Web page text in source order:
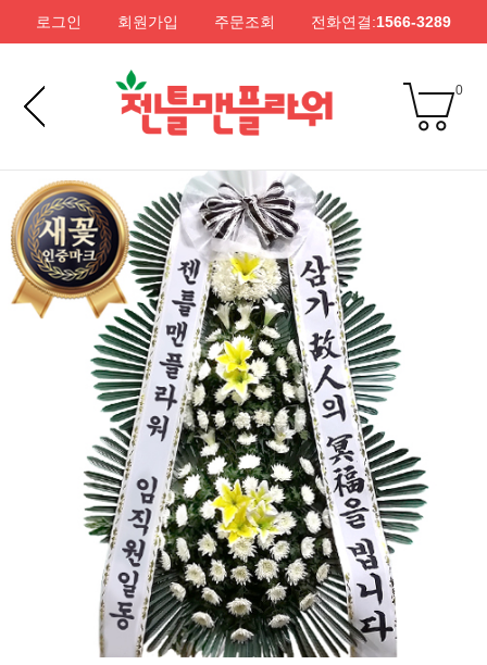
로그인 회원가입 주문조회 전화연결:1566-3289
0